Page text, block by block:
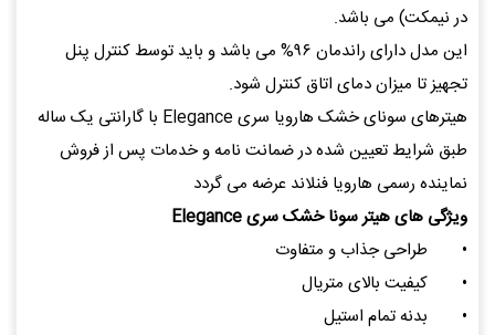
در نیمکت) می باشد.
این مدل دارای راندمان ۹۶% می باشد و باید توسط کنترل پنل
تجهیز تا میزان دمای اتاق کنترل شود.
هیترهای سونای خشک هارویا سری Elegance با گارانتی یک ساله
طبق شرایط تعیین شده در ضمانت نامه و خدمات پس از فروش
نماینده رسمی هارویا فنلاند عرضه می گردد
ویژگی های هیتر سونا خشک سری Elegance
•
طراحی جذاب و متفاوت
•
کیفیت بالای متریال
•
بدنه تمام استیل